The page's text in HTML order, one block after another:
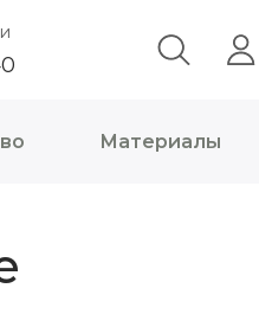
Материалы